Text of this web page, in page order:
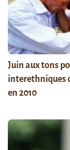
Juin aux tons
interethniques
en 2010